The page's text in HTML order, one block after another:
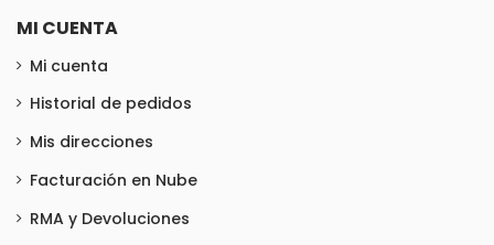
MI CUENTA
Mi cuenta
Historial de pedidos
Mis direcciones
Facturación en Nube
RMA y Devoluciones